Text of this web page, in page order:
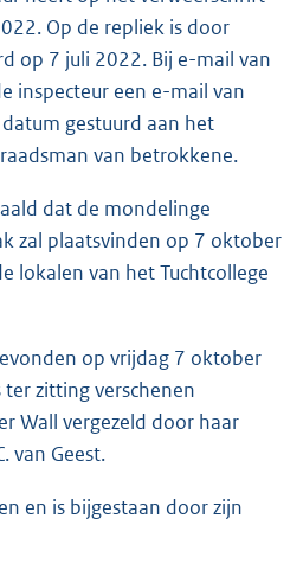
Op de repliek is door
op 7 juli 2022. Bij e-mail van
inspecteur een e-mail van
gestuurd aan het
van betrokkene.
dat de mondelinge
zal plaatsvinden op 7 oktober
lokalen van het Tuchtcollege
op vrijdag 7 oktober
zitting verschenen
Wall vergezeld door haar
van Geest.
en is bijgestaan door zijn